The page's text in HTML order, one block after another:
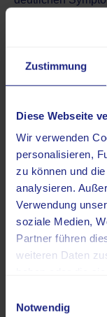
Zustimmung
Diese Webseite
Wir verwenden
personalisieren,
zu können und
analysieren.
Verwendung
soziale Medien,
Partner führen
weiteren Daten
Notwendig
hohem Fieber
Krankheitsgefühl
Regel produktiv,
eingefärbt.
einer erhöhten
können beim
wahrgenommen
Atypische
Eine atypische
beschriebenen
um eine
leichtem bis